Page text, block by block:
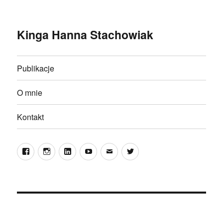
Kinga Hanna Stachowiak
Publikacje
O mnie
Kontakt
FacebookInstagramLinkedInYouTube
E-
mail
Twitter